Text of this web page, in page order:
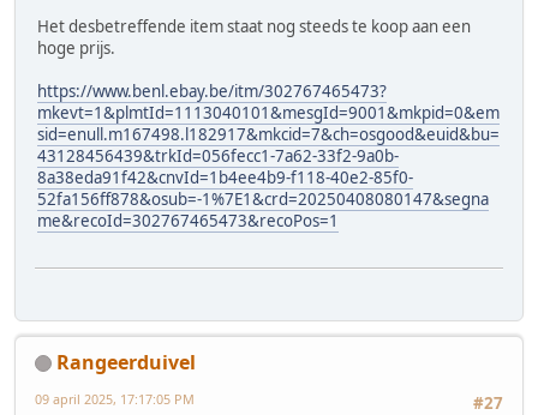
Het desbetreffende item staat nog steeds te koop aan een
hoge prijs.
https://www.benl.ebay.be/itm/302767465473?
mkevt=1&plmtId=1113040101&mesgId=9001&mkpid=0&em
sid=enull.m167498.l182917&mkcid=7&ch=osgood&euid&bu=
43128456439&trkId=056fecc1-7a62-33f2-9a0b-
8a38eda91f42&cnvId=1b4ee4b9-f118-40e2-85f0-
52fa156ff878&osub=-1%7E1&crd=20250408080147&segna
me&recoId=302767465473&recoPos=1
Rangeerduivel
#27
09 april 2025, 17:17:05 PM